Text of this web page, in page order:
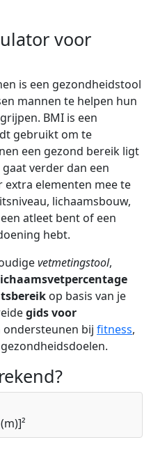
voor
is een gezondheidstool
mannen te helpen hun
BMI is een
gebruikt om te
een gezond bereik ligt
verder dan een
elementen mee te
lichaamsbouw,
atleet bent of een
hebt.
vetmetingstool,
op basis van je
gids voor
ondersteunen bij fitness,